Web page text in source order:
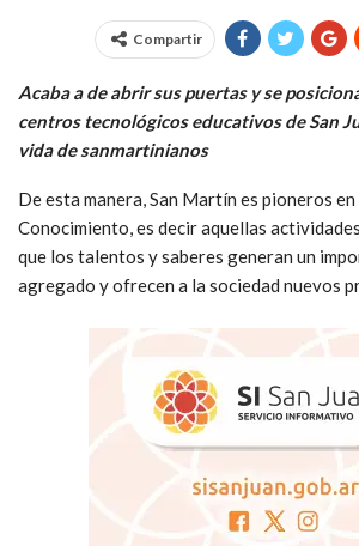
Compartir
Acaba a de abrir sus puertas y se
centros tecnológicos educativos de San
vida de sanmartinianos
De esta manera, San Martín es pioneros
Conocimiento, es decir aquellas
que los talentos y saberes generan un
agregado y ofrecen a la sociedad nuevos